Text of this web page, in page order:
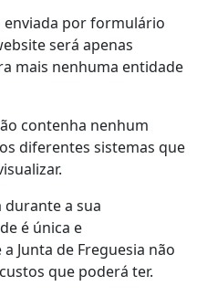
por formulário
será apenas
mais nenhuma entidade
contenha nenhum
diferentes sistemas que
a sua
é única e
Junta de Freguesia não
que poderá ter.